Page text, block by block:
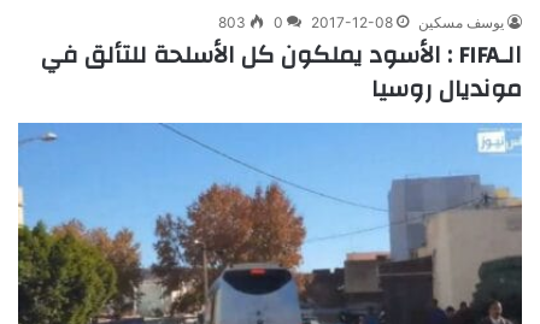
يوسف مسكين 2017-12-08
0
803
الـFIFA : الأسود يملكون كل الأسلحة للتألق في
مونديال روسيا